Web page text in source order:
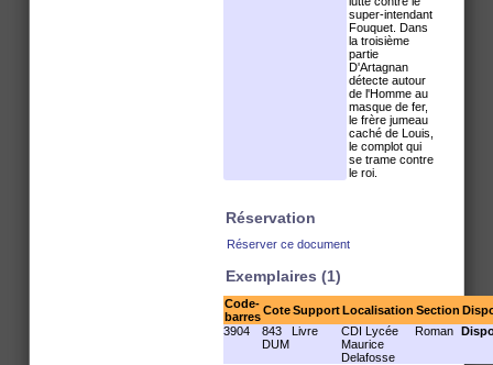
super-intendant
Fouquet. Dans
la troisième
partie
D'Artagnan
détecte autour
de l'Homme au
masque de fer,
le frère jumeau
caché de Louis,
le complot qui
se trame contre
le roi.
Réservation
Réserver ce document
Exemplaires (1)
Code-
barresCoteSupportLocalisation Section
3904
843
DUM
Livre
CDI Lycée
Maurice
Delafosse
Roman